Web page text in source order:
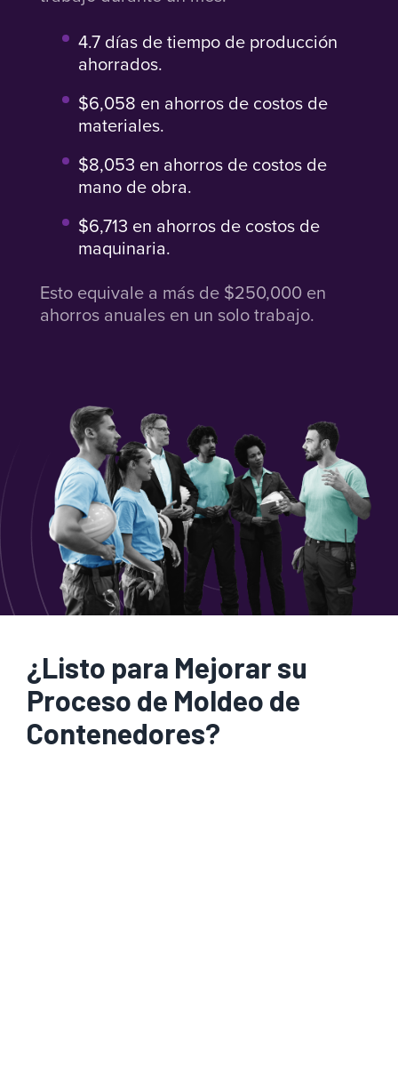
4.7 días de tiempo de producción
ahorrados.
$6,058 en ahorros de costos de
materiales.
$8,053 en ahorros de costos de
mano de obra.
$6,713 en ahorros de costos de
maquinaria.
Esto equivale a más de $250,000 en
ahorros anuales en un solo trabajo.
¿Listo para Mejorar su
Proceso de Moldeo de
Contenedores?